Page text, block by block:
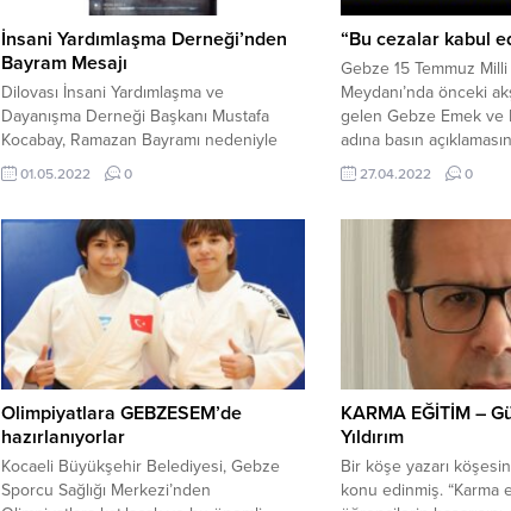
İnsani Yardımlaşma Derneği’nden
Bayram Mesajı
Dilovası İnsani Yardımlaşma ve
Dayanışma Derneği Başkanı Mustafa
Kocabay, Ramazan Bayramı nedeniyle
mesaj yayınladı. Kocabay mesajında şu
görüşlere yer verdi: Hep birlikte Büyük
Ramazan ayının ardından, mübarek
bayram günlerine de ulaşmanın
mutluluğunu yaşıyoruz. Bayramlar sevgi,
saygı, yardımlaşma, dayanışma ve
hoşgörü bağlarının güçlendiği; insanlar
arasındaki birlik...
01.05.2022 0
“Bu cezalar kabul
Gebze 15 Temmuz
Meydanı’nda önceki
gelen Gebze Emek ve
adına basın
Gebze Şube Başkanı
yaptı. Eğitim-Sen
Direnişi, anayasal bir
gerçekleştiği yargı
tescil edilmesine
27.04.2022 0
Olimpiyatlara GEBZESEM’de
hazırlanıyorlar
Kocaeli Büyükşehir Belediyesi, Gebze
Sporcu Sağlığı Merkezi’nden
KARMA EĞİTİM –
Yıldırım
Bir köşe yazarı
konu edinmiş. “Karma